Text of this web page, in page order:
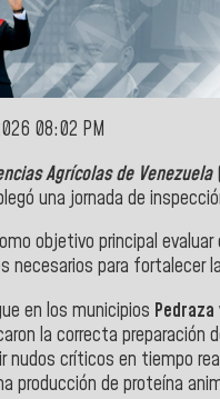
08:02 PM
Agrícolas de Venezuela
una jornada de
objetivo principal
necesarios para fortalecer
en los municipios
la correcta
nudos críticos en tiempo
producción de proteína